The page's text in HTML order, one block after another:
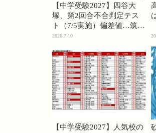
【中学受験2027】四谷大
塚、第2回合不合判定テス
ト（7/5実施）偏差値…筑駒
74・桜蔭70＜PR＞
2026.7.10
【中学受験2027】人気校の